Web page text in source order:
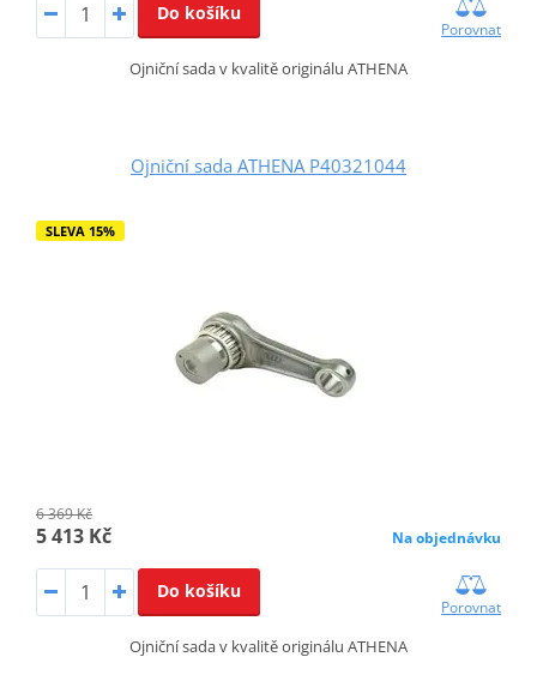
Do košíku
Porovnat
Ojniční sada v kvalitě originálu ATHENA
Ojniční sada ATHENA P40321044
SLEVA 15%
6 369 Kč
5 413 Kč Na objednávku
Do košíku
Porovnat
Ojniční sada v kvalitě originálu ATHENA